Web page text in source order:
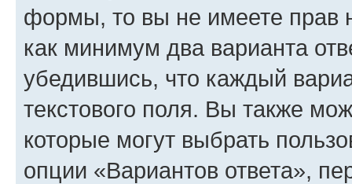
формы, то вы не имеете прав
как минимум два варианта
убедившись, что каждый
текстового поля. Вы также
которые могут выбрать
опции «Вариантов ответа»,